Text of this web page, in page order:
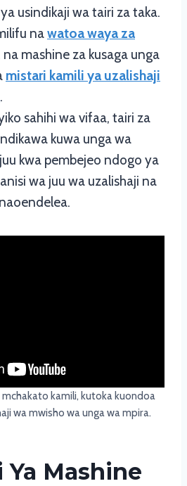
usindikaji wa tairi za taka.
nawatoa waya za
na mashine za kusaga unga
mistari kamili ya uzalishaji
.
sahihi wa vifaa, tairi za
kuwa unga wa
kwa pembejeo ndogo ya
wa juu wa uzalishaji na
kamili, kutoka kuondoa
wa mwisho wa unga wa mpira.
Mashine